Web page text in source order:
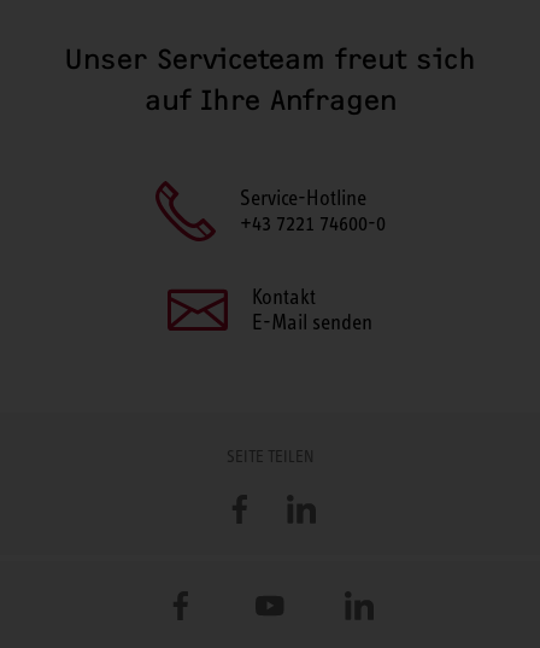
Unser Serviceteam freut sich
auf Ihre Anfragen
Service-Hotline
+43 7221 74600-0
Kontakt
E-Mail senden
SEITE TEILEN
FacebookLinkedIn
Facebook YouTube